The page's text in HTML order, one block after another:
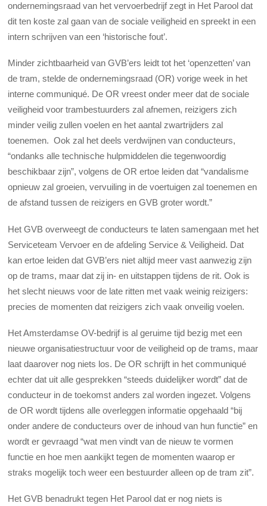
ondernemingsraad van het vervoerbedrijf zegt in Het Parool dat
dit ten koste zal gaan van de sociale veiligheid en spreekt in een
intern schrijven van een ‘historische fout’.
Minder zichtbaarheid van GVB’ers leidt tot het ‘openzetten’ van
de tram, stelde de ondernemingsraad (OR) vorige week in het
interne communiqué. De OR vreest onder meer dat de sociale
veiligheid voor trambestuurders zal afnemen, reizigers zich
minder veilig zullen voelen en het aantal zwartrijders zal
toenemen. Ook zal het deels verdwijnen van conducteurs,
“ondanks alle technische hulpmiddelen die tegenwoordig
beschikbaar zijn”, volgens de OR ertoe leiden dat “vandalisme
opnieuw zal groeien, vervuiling in de voertuigen zal toenemen en
de afstand tussen de reizigers en GVB groter wordt.”
Het GVB overweegt de conducteurs te laten samengaan met het
Serviceteam Vervoer en de afdeling Service & Veiligheid. Dat
kan ertoe leiden dat GVB’ers niet altijd meer vast aanwezig zijn
op de trams, maar dat zij in- en uitstappen tijdens de rit. Ook is
het slecht nieuws voor de late ritten met vaak weinig reizigers:
precies de momenten dat reizigers zich vaak onveilig voelen.
Het Amsterdamse OV-bedrijf is al geruime tijd bezig met een
nieuwe organisatiestructuur voor de veiligheid op de trams, maar
laat daarover nog niets los. De OR schrijft in het communiqué
echter dat uit alle gesprekken “steeds duidelijker wordt” dat de
conducteur in de toekomst anders zal worden ingezet. Volgens
de OR wordt tijdens alle overleggen informatie opgehaald “bij
onder andere de conducteurs over de inhoud van hun functie” en
wordt er gevraagd “wat men vindt van de nieuw te vormen
functie en hoe men aankijkt tegen de momenten waarop er
straks mogelijk toch weer een bestuurder alleen op de tram zit”.
Het GVB benadrukt tegen Het Parool dat er nog niets is